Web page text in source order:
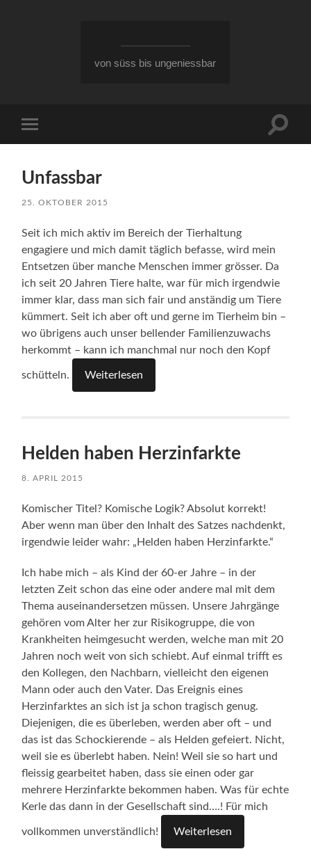
von süss bis ungeniessbar
Menü
Unfassbar
25. OKTOBER 2015
Seit ich mich aktiv im Bereich der Tierhaltung
engagiere und mich damit täglich befasse, wird mein
Entsetzen über manche Menschen immer grösser. Da
ich seit 20 Jahren Tiere halte, war für mich irgendwie
immer klar, dass man sich fair und anständig um Tiere
kümmert. Seit ich aber oft und gerne im Tierheim bin –
wo übrigens auch unser bellender Familienzuwachs
herkommt – kann ich manchmal nur noch den Kopf
schütteln. Weiterlesen
Helden haben Herzinfarkte
8. APRIL 2015
Komischer Titel? Komische Logik? Absolut korrekt!
Aber wenn man über den Inhalt des Satzes nachdenkt,
irgendwie leider wahr: „Helden haben Herzinfarkte.“
Ich habe mich – als Kind der 60-er Jahre – in der
letzten Zeit schon das eine oder andere mal mit dem
Thema auseinandersetzen müssen. Unsere Jahrgänge
gehören vom Alter her zur Risikogruppe, die von
Krankheiten heimgesucht werden, welche man mit 20
Jahren noch weit von sich schiebt. Auf einmal trifft es
den Kollegen, den Nachbarn, vielleicht den eigenen
Mann oder auch den Vater. Das Ereignis eines
Herzinfarktes an sich ist ja schon tragisch genug.
Diejenigen, die es überleben, werden aber oft – und
das ist das Schockierende – als Helden gefeiert. Nicht,
weil sie es überlebt haben. Nein! Weil sie so hart und
fleissig gearbeitet haben, dass sie einen oder gar
mehrere Herzinfarkte bekommen haben. Was für echte
Kerle das dann in der Gesellschaft sind….! Für mich
vollkommen unverständlich! Weiterlesen